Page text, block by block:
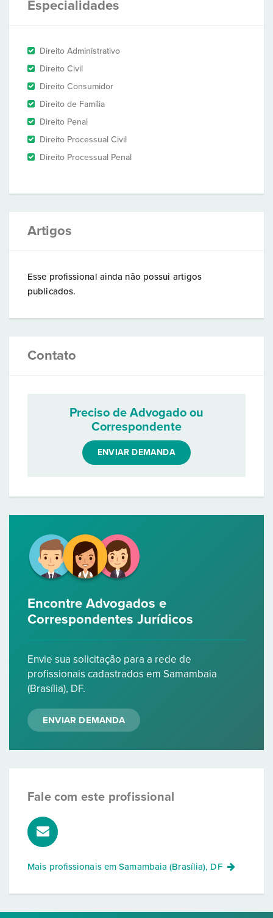
Especialidades
Direito Administrativo
Direito Civil
Direito Consumidor
Direito de Família
Direito Penal
Direito Processual Civil
Direito Processual Penal
Artigos
Esse profissional ainda não possui artigos
publicados.
Contato
Preciso de Advogado ou
Correspondente
ENVIAR DEMANDA
Encontre Advogados e
Correspondentes Jurídicos
Envie sua solicitação para a rede de
profissionais cadastrados em Samambaia
(Brasília), DF.
ENVIAR DEMANDA
Fale com este profissional
Mais profissionais emSamambaia (Brasília), DF